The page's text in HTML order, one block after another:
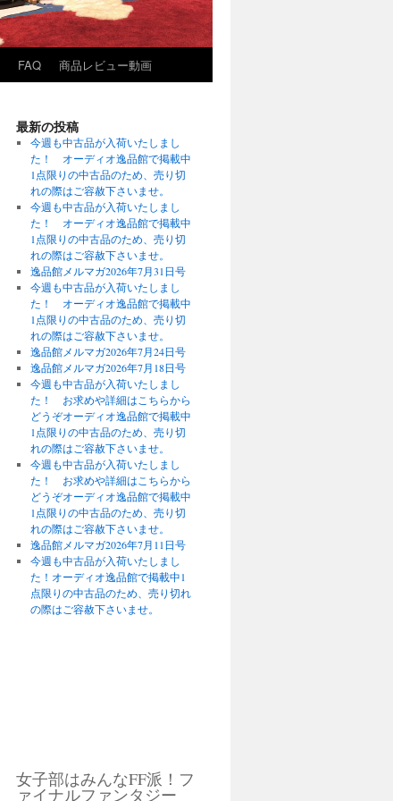
FAQ 商品レビュー動画
最新の投稿
今週も中古品が入荷いたしまし
た！ オーディオ逸品館で掲載中
1点限りの中古品のため、売り切
れの際はご容赦下さいませ。
今週も中古品が入荷いたしまし
た！ オーディオ逸品館で掲載中
1点限りの中古品のため、売り切
れの際はご容赦下さいませ。
逸品館メルマガ2026年7月31日号
今週も中古品が入荷いたしまし
た！ オーディオ逸品館で掲載中
1点限りの中古品のため、売り切
れの際はご容赦下さいませ。
逸品館メルマガ2026年7月24日号
逸品館メルマガ2026年7月18日号
今週も中古品が入荷いたしまし
た！ お求めや詳細はこちらから
どうぞオーディオ逸品館で掲載中
1点限りの中古品のため、売り切
れの際はご容赦下さいませ。
今週も中古品が入荷いたしまし
た！ お求めや詳細はこちらから
どうぞオーディオ逸品館で掲載中
1点限りの中古品のため、売り切
れの際はご容赦下さいませ。
逸品館メルマガ2026年7月11日号
今週も中古品が入荷いたしまし
た！オーディオ逸品館で掲載中1
点限りの中古品のため、売り切れ
の際はご容赦下さいませ。
女子部はみんなFF派！フ
ァイナルファンタジー